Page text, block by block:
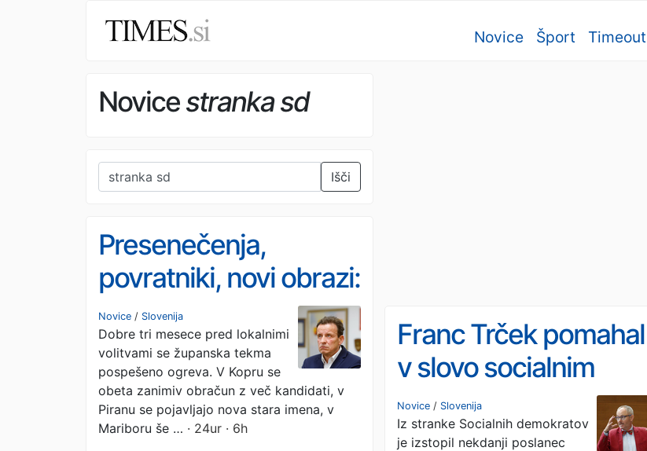
Novice Šport Timeout
Novicestranka sd
Išči
Presenečenja,
povratniki, novi obrazi:
boj za županski
stolček
Novice / Slovenija
Dobre tri mesece pred lokalnimi
volitvami se županska tekma
pospešeno ogreva. V Kopru se
obeta zanimiv obračun z več kandidati, v
Piranu se pojavljajo nova stara imena, v
Mariboru še … · 24ur · 6h
Franc Trček pomahal
v slovo socialnim
demokratom
Novice / Slovenija
Iz stranke Socialnih demokratov
je izstopil nekdanji poslanec